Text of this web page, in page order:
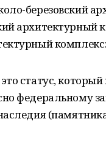
березовский
архитектурный
статус,
федеральному